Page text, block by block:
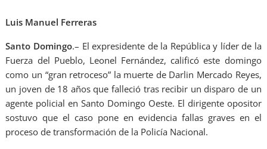
Luis Manuel Ferreras
Santo Domingo.– El expresidente de la República y líder de la
Fuerza del Pueblo, Leonel Fernández, calificó este domingo
como un “gran retroceso” la muerte de Darlin Mercado Reyes,
un joven de 18 años que falleció tras recibir un disparo de un
agente policial en Santo Domingo Oeste. El dirigente opositor
sostuvo que el caso pone en evidencia fallas graves en el
proceso de transformación de la Policía Nacional.